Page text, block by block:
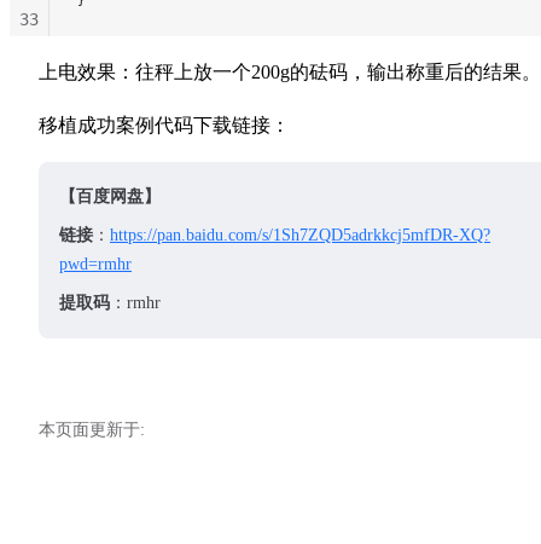
33
上电效果：往秤上放一个200g的砝码，输出称重后的结果。
移植成功案例代码下载链接：
【百度网盘】
链接 ： https://pan.baidu.com/s/1Sh7ZQD5adrkkcj5mfDR-XQ?
pwd=rmhr
提取码 ：rmhr
本页面更新于: